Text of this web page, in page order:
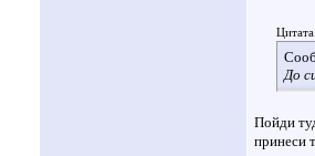
Цитата:
До
Пойди
принеси